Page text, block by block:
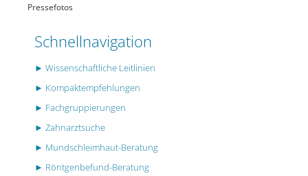
Pressefotos
Schnellnavigation
► Wissenschaftliche Leitlinien
► Kompaktempfehlungen
► Fachgruppierungen
► Zahnarztsuche
► Mundschleimhaut-Beratung
► Röntgenbefund-Beratung